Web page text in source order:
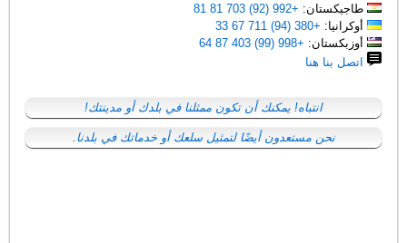
طاجيكستان: +992 (92) 703 81 81
أوكرانيا: +380 (94) 711 67 33
أوزبكستان: +998 (99) 403 87 64
اتصل بنا هنا
انتباه! يمكنك أن تكون ممثلنا في بلدك أو مدينتك!
نحن مستعدون أيضًا لتمثيل سلعك أو خدماتك في بلدنا.